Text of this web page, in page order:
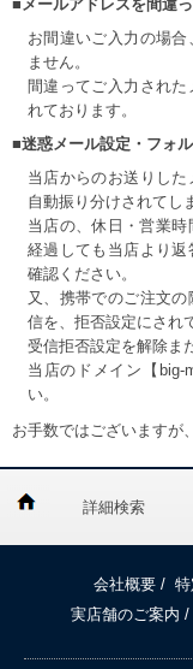
■メールアドレスを間違っ
お間違いご入力の場
ません。
間違ってご入力され
れております。
■迷惑メール設定・フォル
当店からのお送りし
自動振り分けされてし
当店の、休日・営業
経過しても当店より
確認ください。
又、携帯でのご注文
信を、拒否設定にされ
受信拒否設定を解除ま
当店のドメイン【big-
い。
お手数ではございますが
詳細検索
会社概要 /
実店舗のご案内 /